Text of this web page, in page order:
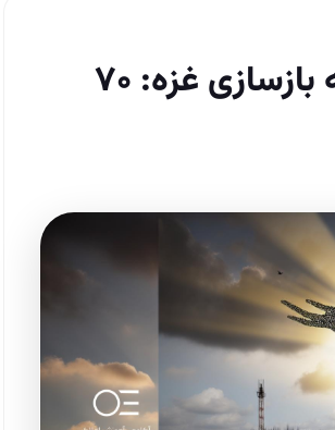
برآورد اولیه سازمان ملل از هزینه بازسازی غزه: ۷۰